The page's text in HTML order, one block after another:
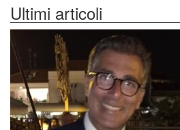
Ultimi articoli